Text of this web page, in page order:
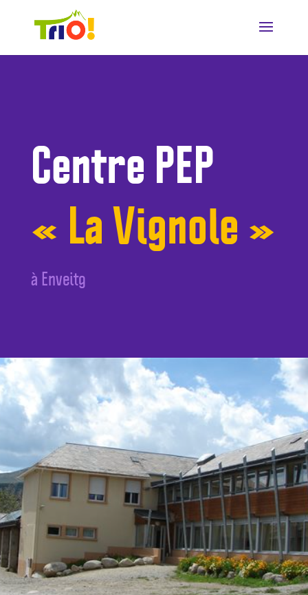
Centre PEP
« La Vignole »
à Enveitg